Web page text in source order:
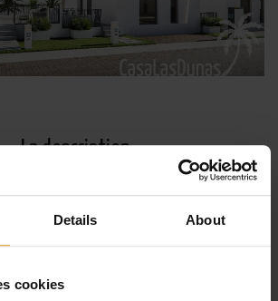
Details About
cookies
La description
moderne avec des détails rustiques se
piscine privée. Le projet est situé